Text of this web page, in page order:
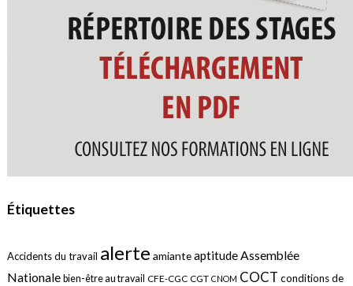
Étiquettes
Accidents du travail alerte amianteaptitude Assemblée
Nationale bien-être au travail CFE-CGC CGT CNOM COCT conditions de